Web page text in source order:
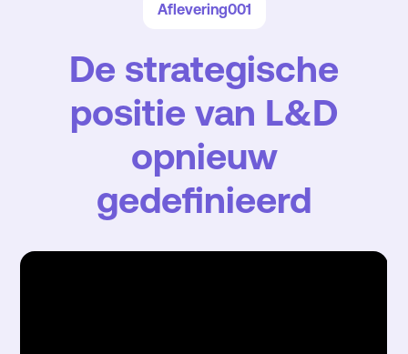
Aflevering001
De strategische
positie van L&D
opnieuw
gedefinieerd